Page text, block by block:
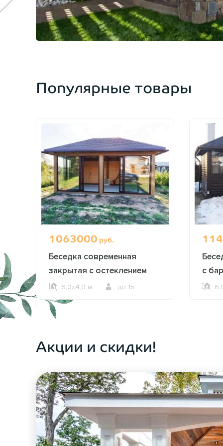
Популярные товары
1063000 руб.
Беседка современная
закрытая с остеклением
26156,0х4,0 м. до 15
с
Акции и скидки!